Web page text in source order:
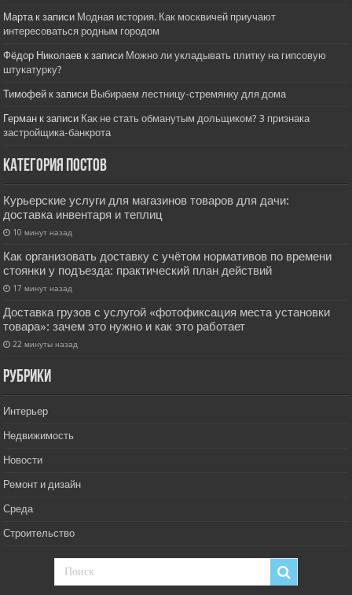
Мартак записи Модная история. Как москвичей приучают
интересоваться родным городом
Фёдор Николаев к записи Можно ли укладывать плитку на гипсовую
штукатурку?
Тимофей к записи Выбираем лестницу-стремянку для дома
Герман к записи Как не стать обманутым дольщиком? 3 признака
застройщика-банкрота
Категория постов
Курьерские услуги для магазинов товаров для дачи:
доставка инвентаря и теплиц
10 минут назад
Как организовать доставку с учётом нормативов по времени
стоянки у подъезда: практический план действий
17 минут назад
Доставка грузов с услугой «фотофиксация места установки
товара»: зачем это нужно и как это работает
22 минуты назад
РУбрики
Интерьер
Недвижимость
Новости
Ремонт и дизайн
Среда
Строительство